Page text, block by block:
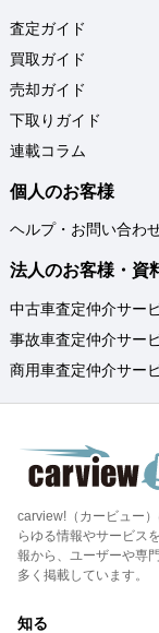
査定ガイド
買取ガイド
売却ガイド
下取りガイド
連載コラム
個人のお客様
ヘルプ・お問い合わ
法人のお客様・資
中古車査定仲介サー
事故車査定仲介サー
商用車査定仲介サー
carview!（カービュー
らゆる情報やサービス
報から、ユーザーや専
多く掲載しています。
知る